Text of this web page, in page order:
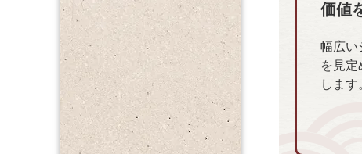
価値
幅広い
を見
します